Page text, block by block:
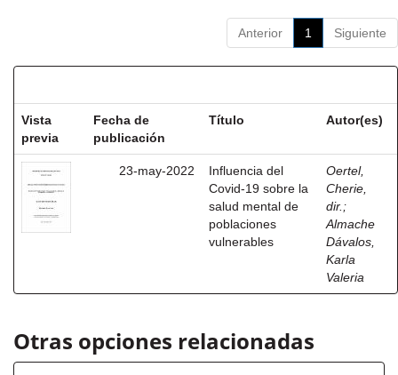
Anterior 1 Siguiente
Vista
previa
Fecha de
publicación
Título Autor(es)
23-may-2022
Influencia del
Covid-19 sobre la
salud mental de
poblaciones
vulnerables
Oertel,
Cherie,
dir. ;
Almache
Dávalos,
Karla
Valeria
Otras opciones relacionadas